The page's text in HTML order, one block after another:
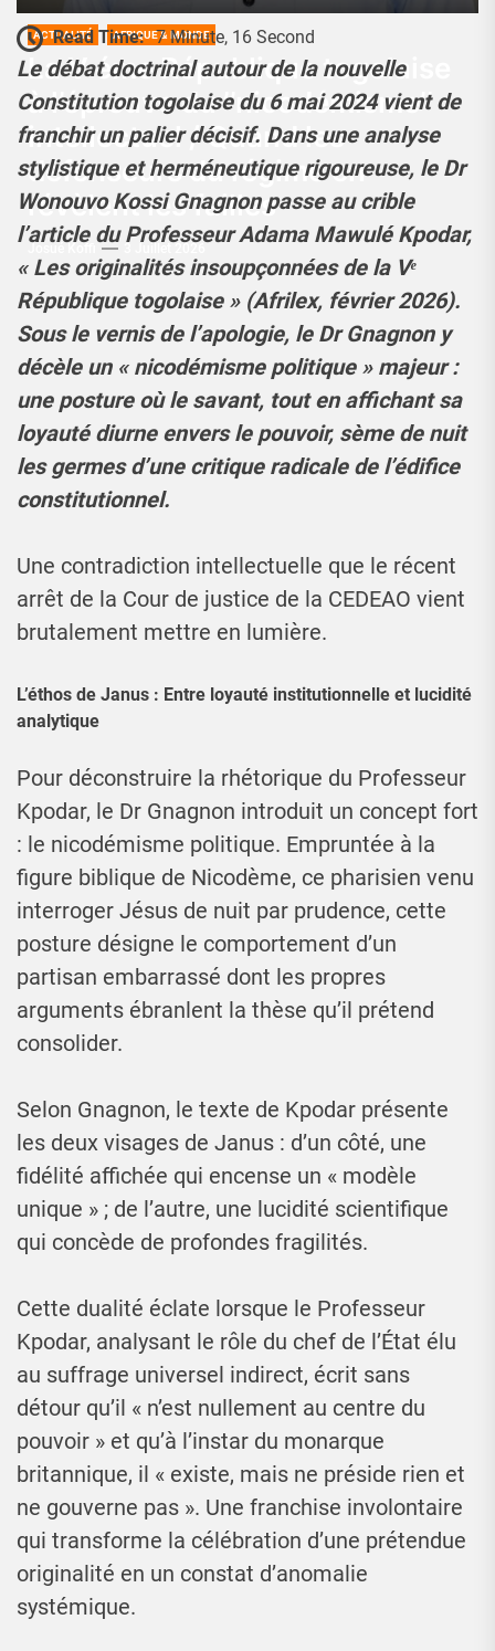
ACTUALITÉ AFRIQUE & MONDE
La V éme République togolaise
à l’épreuve du ’’nicodémisme’’
intellectuel / Quand les
défenseurs du régime en
révèlent les failles
Read Time: 7 Minute, 16 Second
Le débat doctrinal autour de la nouvelle
Constitution togolaise du 6 mai 2024 vient de
franchir un palier décisif. Dans une analyse
stylistique et herméneutique rigoureuse, le Dr
Wonouvo Kossi Gnagnon passe au crible
l’article du Professeur Adama Mawulé Kpodar,
« Les originalités insoupçonnées de la Vᵉ
République togolaise » (Afrilex, février 2026).
Sous le vernis de l’apologie, le Dr Gnagnon y
décèle un « nicodémisme politique » majeur :
une posture où le savant, tout en affichant sa
loyauté diurne envers le pouvoir, sème de nuit
les germes d’une critique radicale de l’édifice
constitutionnel.
Une contradiction intellectuelle que le récent
arrêt de la Cour de justice de la CEDEAO vient
brutalement mettre en lumière.
L’éthos de Janus : Entre loyauté institutionnelle et lucidité
analytique
Pour déconstruire la rhétorique du Professeur
Kpodar, le Dr Gnagnon introduit un concept fort
: le nicodémisme politique. Empruntée à la
figure biblique de Nicodème, ce pharisien venu
interroger Jésus de nuit par prudence, cette
posture désigne le comportement d’un
partisan embarrassé dont les propres
arguments ébranlent la thèse qu’il prétend
consolider.
Selon Gnagnon, le texte de Kpodar présente
les deux visages de Janus : d’un côté, une
fidélité affichée qui encense un « modèle
unique » ; de l’autre, une lucidité scientifique
qui concède de profondes fragilités.
Cette dualité éclate lorsque le Professeur
Kpodar, analysant le rôle du chef de l’État élu
au suffrage universel indirect, écrit sans
détour qu’il « n’est nullement au centre du
pouvoir » et qu’à l’instar du monarque
britannique, il « existe, mais ne préside rien et
ne gouverne pas ». Une franchise involontaire
qui transforme la célébration d’une prétendue
originalité en un constat d’anomalie
systémique.